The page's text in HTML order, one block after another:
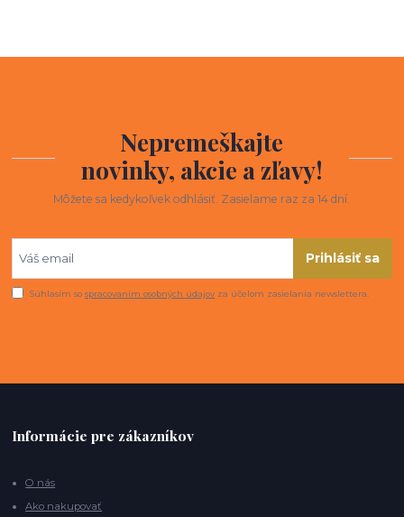
Nepremeškajte
novinky, akcie a zľavy!
Môžete sa kedykoľvek odhlásiť. Zasielame raz za 14 dní.
Prihlásiť sa
Súhlasím sospracovaním osobných údajov za účelom zasielania newslettera.
Informácie pre zákazníkov
O nás
Ako nakupovať